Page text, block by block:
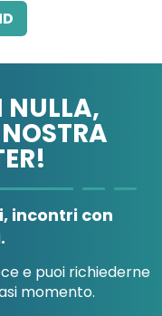
A.B.PHARM SRL
A.MENARINI
NULLA,
incontri con
e puoi richiederne
momento.